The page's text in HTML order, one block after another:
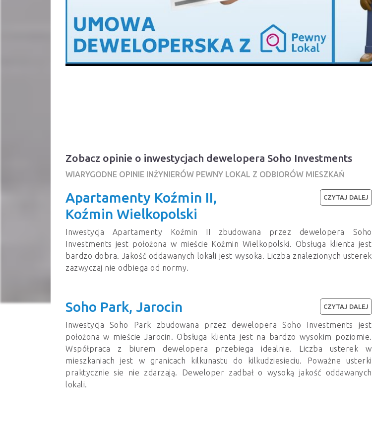
Zobacz opinie o inwestycjach dewelopera Soho Investments
WIARYGODNE OPINIE INŻYNIERÓW PEWNY LOKAL Z ODBIORÓW MIESZKAŃ
Apartamenty Koźmin II,
Koźmin Wielkopolski
Inwestycja Apartamenty Koźmin II zbudowana przez dewelopera Soho
Investments jest położona w mieście Koźmin Wielkopolski. Obsługa klienta jest
bardzo dobra. Jakość oddawanych lokali jest wysoka. Liczba znalezionych usterek
zazwyczaj nie odbiega od normy.
CZYTAJ DALEJ
Soho Park, Jarocin
Inwestycja Soho Park zbudowana przez dewelopera Soho Investments jest
położona w mieście Jarocin. Obsługa klienta jest na bardzo wysokim poziomie.
Współpraca z biurem dewelopera przebiega idealnie. Liczba usterek w
mieszkaniach jest w granicach kilkunastu do kilkudziesieciu. Poważne usterki
praktycznie sie nie zdarzają. Deweloper zadbał o wysoką jakość oddawanych
lokali.
CZYTAJ DALEJ